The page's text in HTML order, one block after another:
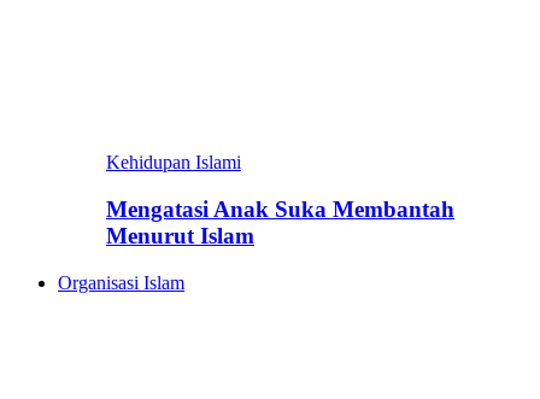
Kehidupan Islami
Mengatasi Anak Suka Membantah
Menurut Islam
Organisasi Islam